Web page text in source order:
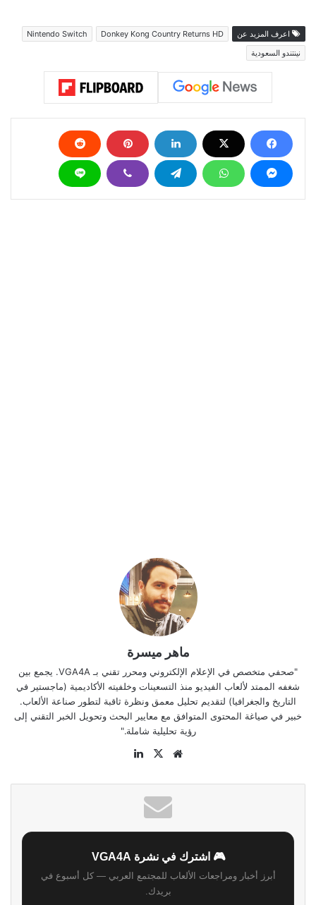
اعرف المزيد عن Donkey Kong Country Returns HD
Nintendo Switch
نينتندو السعودية
ماهر ميسرة
"صحفي متخصص في الإعلام الإلكتروني ومحرر تقني بـ VGA4A. يجمع بين
شغفه الممتد لألعاب الفيديو منذ التسعينات وخلفيته الأكاديمية (ماجستير في
التاريخ والجغرافيا) لتقديم تحليل معمق ونظرة ثاقبة لتطور صناعة الألعاب.
خبير في صياغة المحتوى المتوافق مع معايير البحث وتحويل الخبر التقني إلى
رؤية تحليلية شاملة."
موقع
‫X
🎮 اشترك في نشرة VGA4A
أبرز أخبار ومراجعات الألعاب للمجتمع العربي — كل أسبوع في
بريدك.